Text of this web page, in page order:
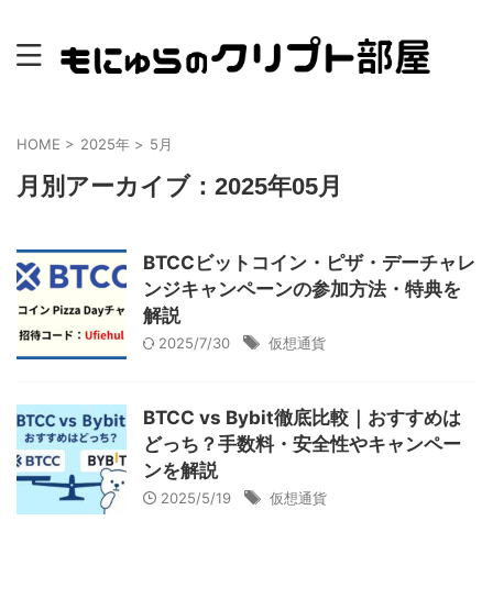
HOME > 2025年 > 5月
月別アーカイブ：2025年05月
BTCCビットコイン・ピザ・デーチャレ
ンジキャンペーンの参加方法・特典を
解説
2025/7/30 仮想通貨
BTCC vs Bybit徹底比較｜おすすめは
どっち？手数料・安全性やキャンペー
ンを解説
2025/5/19 仮想通貨